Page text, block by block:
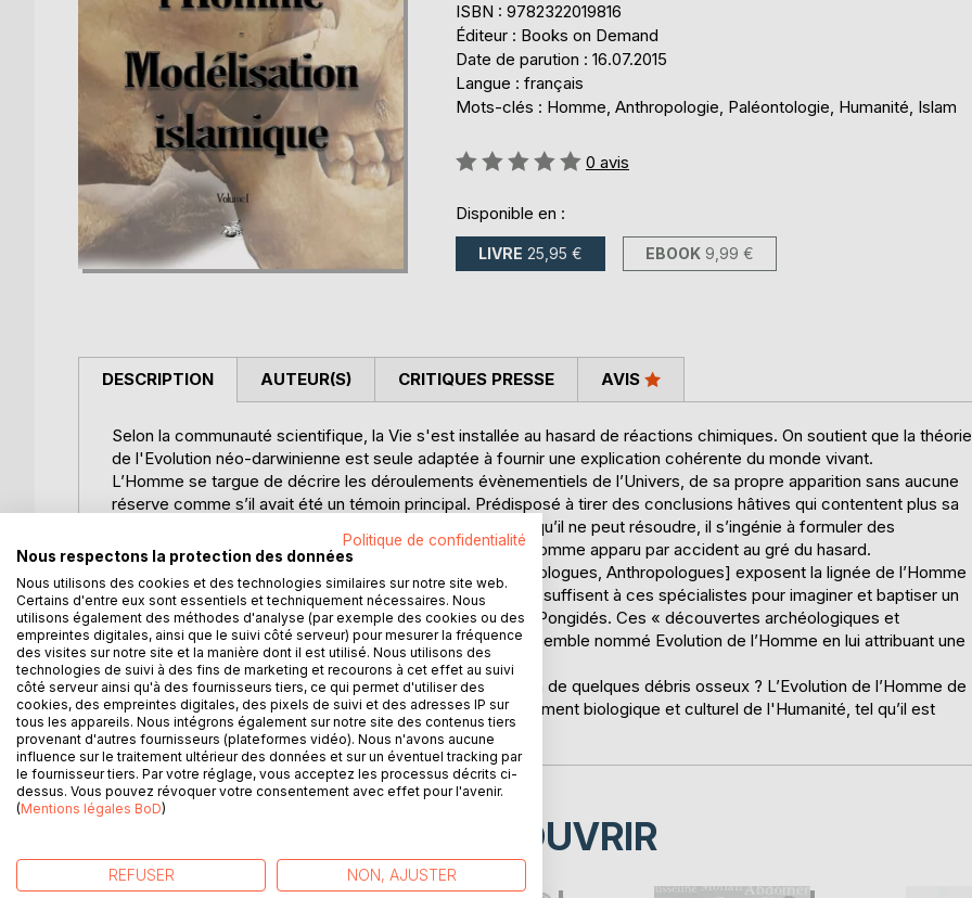
ISBN : 9782322019816
Éditeur : Books on Demand
Date de parution : 16.07.2015
Langue : français
Mots-clés : Homme, Anthropologie, Paléontologie, Humanité, Islam
Évaluation:
0 avis
Disponible en :
LIVRE 25,95 € EBOOK 9,99 €
DESCRIPTION
Selon la communauté scientifique, la Vie s'est installée au hasard de réactions chimiques. On soutient que la théorie
de l'Evolution néo-darwinienne est seule adaptée à fournir une explication cohérente du monde vivant.
L’Homme se targue de décrire les déroulements évènementiels de l’Univers, de sa propre apparition sans aucune
réserve comme s’il avait été un témoin principal. Prédisposé à tirer des conclusions hâtives qui contentent plus sa
frustration qu’à orienter la réflexion sur des points précis qu’il ne peut résoudre, il s’ingénie à formuler des
observations qui tendent perpétuellement à animaliser l’Homme apparu par accident au gré du hasard.
Les spécialistes de la Préhistoire [Paléontologues, Archéologues, Anthropologues] exposent la lignée de l’Homme
et le moment de son apparition. Quelques fragments d’os suffisent à ces spécialistes pour imaginer et baptiser un
arbuste généalogique de l’Homme émanant de celui des Pongidés. Ces « découvertes archéologiques et
anthropologiques » ont permis d’inventer un tableau d'ensemble nommé Evolution de l’Homme en lui attribuant une
chronologie de 4 à 5 millions d'années.
L’origine de l’Homme peut-elle s’établir sur la présentation de quelques débris osseux ? L’Evolution de l’Homme de
plusieurs millions d'années correspond-elle au développement biologique et culturel de l'Humanité, tel qu’il est
révélé dans les versets coraniques ?
AUTEUR(S) CRITIQUES PRESSE AVIS
D’AUTRES TITRES À DÉCOUVRIR
Politique de confidentialité
Nous respectons la protection des données
Nous utilisons des cookies et des technologies similaires sur notre site web.
Certains d'entre eux sont essentiels et techniquement nécessaires. Nous
utilisons également des méthodes d'analyse (par exemple des cookies ou des
empreintes digitales, ainsi que le suivi côté serveur) pour mesurer la fréquence
des visites sur notre site et la manière dont il est utilisé. Nous utilisons des
technologies de suivi à des fins de marketing et recourons à cet effet au suivi
côté serveur ainsi qu'à des fournisseurs tiers, ce qui permet d'utiliser des
cookies, des empreintes digitales, des pixels de suivi et des adresses IP sur
tous les appareils. Nous intégrons également sur notre site des contenus tiers
provenant d'autres fournisseurs (plateformes vidéo). Nous n'avons aucune
influence sur le traitement ultérieur des données et sur un éventuel tracking par
le fournisseur tiers. Par votre réglage, vous acceptez les processus décrits ci-
dessus. Vous pouvez révoquer votre consentement avec effet pour l'avenir.
(Mentions légales BoD)
REFUSER NON, AJUSTER